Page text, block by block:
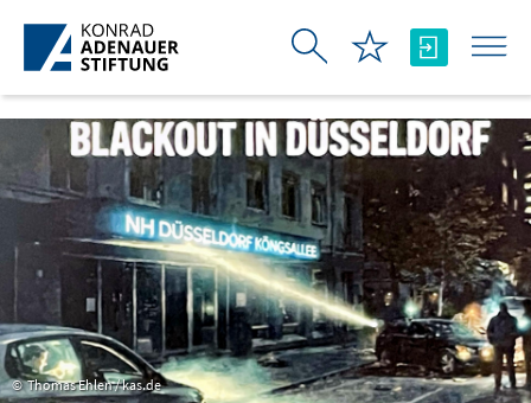
Zum Hauptinhalt springen
Thomas Ehlen / kas.de